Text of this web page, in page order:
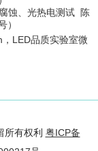
蚀、光热电测试 陈
）
LED品质实验室微
所有权利 粤ICP备